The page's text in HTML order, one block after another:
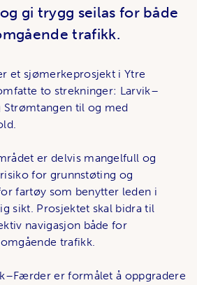
gi trygg seilas for både
trafikk.
et sjømerkeprosjekt i Ytre
to strekninger: Larvik–
til og med
er delvis mangelfull og
for grunnstøting og
fartøy som benytter leden i
sikt. Prosjektet skal bidra til
navigasjon både for
trafikk.
er formålet å oppgradere